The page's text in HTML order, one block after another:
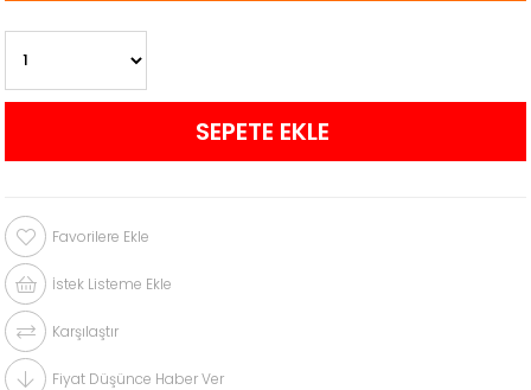
Favorilere Ekle
İstek Listeme Ekle
Karşılaştır
Fiyat Düşünce Haber Ver